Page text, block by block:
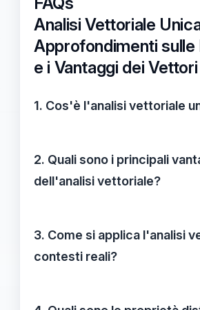
Analisi Vettoriale
Approfondimenti sulle
e i Vantaggi dei Vettori
1. Cos'è l'analisi vettoriale
matematica che integra i
vettori per risolvere problemi
e multidimensionale delle
fisiche.
2. Quali sono i principali
dell'analisi vettoriale?
applicativa, chiarezza visiva
rappresentazione, capacità
3. Come si applica l'analisi
contesti reali?
settori, dall'ingegneria alla